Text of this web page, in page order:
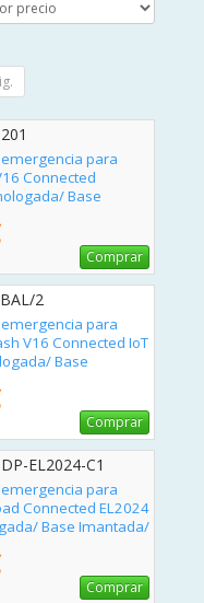
para
Connected
Base
Comprar
2
para
V16 Connected IoT
Base
Comprar
EL2024-C1
para
Connected EL2024
Base Imantada/
Comprar